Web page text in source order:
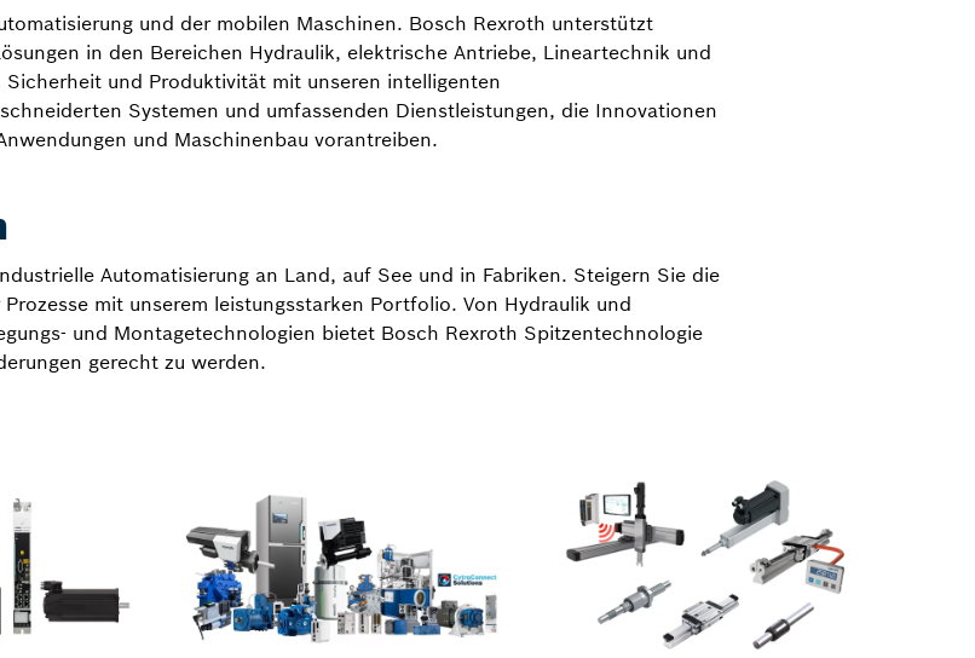
und der mobilen Maschinen. Bosch Rexroth unterstützt
in den Bereichen Hydraulik, elektrische Antriebe, Lineartechnik und
und Produktivität mit unseren intelligenten
Systemen und umfassenden Dienstleistungen, die Innovationen
und Maschinenbau vorantreiben.
Automatisierung an Land, auf See und in Fabriken. Steigern Sie die
mit unserem leistungsstarken Portfolio. Von Hydraulik und
und Montagetechnologien bietet Bosch Rexroth Spitzentechnologie
gerecht zu werden.